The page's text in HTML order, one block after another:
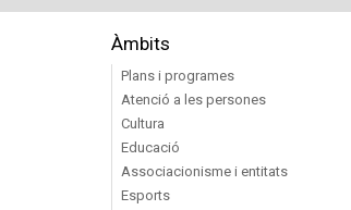
Àmbits
Plans i programes
Atenció a les persones
Cultura
Educació
Associacionisme i entitats
Esports